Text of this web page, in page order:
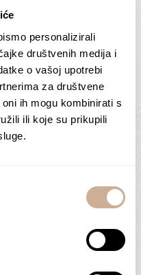
personalizirali
društvenih medija i
o vašoj upotrebi
za društvene
ih mogu kombinirati s
ili koje su prikupili
€
– krajolik
2
75,00€ – 138,00€Raspon
cijena:
od
ODABERI OPCIJE
Moreškanti – sjena
€Raspon